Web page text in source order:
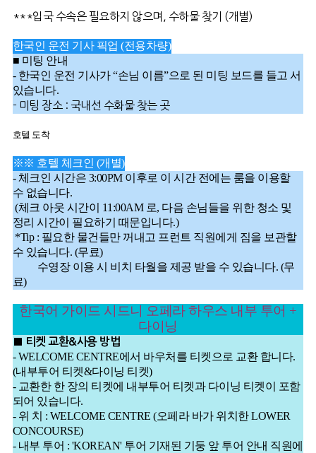
***입국 수속은 필요하지 않으며, 수하물 찾기 (개별)
한국인 운전 기사 픽업 (전용차량)
■ 미팅 안내
- 한국인 운전 기사가 “손님 이름”으로 된 미팅 보드를 들고 서
있습니다.
- 미팅 장소 : 국내선 수화물 찾는 곳
호텔 도착
※※ 호텔 체크인 (개별)
- 체크인 시간은 3:00PM 이후로 이 시간 전에는 룸을 이용할
수 없습니다.
(체크 아웃 시간이 11:00AM 로, 다음 손님들을 위한 청소 및
정리 시간이 필요하기 때문입니다.)
*Tip : 필요한 물건들만 꺼내고 프런트 직원에게 짐을 보관할
수 있습니다. (무료)
수영장 이용 시 비치 타월을 제공 받을 수 있습니다. (무
료)
한국어 가이드 시드니 오페라 하우스 내부 투어 +
다이닝
■ 티켓 교환&사용 방법
- WELCOME CENTRE에서 바우처를 티켓으로 교환 합니다.
(내부투어 티켓&다이닝 티켓)
- 교환한 한 장의 티켓에 내부투어 티켓과 다이닝 티켓이 포함
되어 있습니다.
- 위 치 : WELCOME CENTRE (오페라 바가 위치한 LOWER
CONCOURSE)
- 내부 투어 : 'KOREAN' 투어 기재된 기둥 앞 투어 안내 직원에